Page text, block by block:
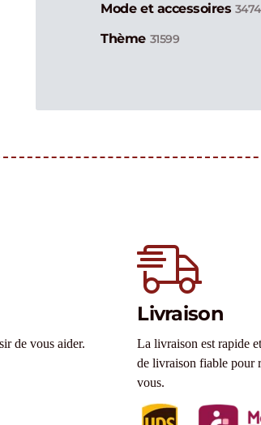
Mode et accessoires 3474
Thème 31599
de vous aider.
Livraison
La livraison est rapide
de livraison fiable pour
vous.